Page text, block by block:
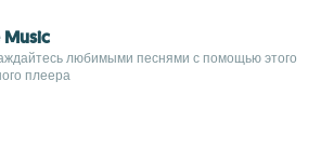
Music
любимыми песнями с помощью этого
плеера